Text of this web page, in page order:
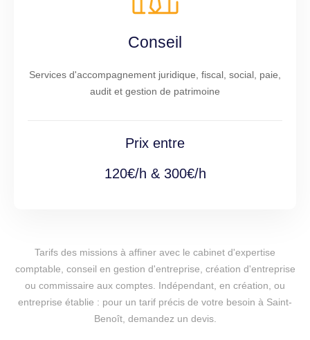
Conseil
Services d'accompagnement juridique, fiscal, social, paie,
audit et gestion de patrimoine
Prix entre
120€/h & 300€/h
Tarifs des missions à affiner avec le cabinet d'expertise
comptable, conseil en gestion d'entreprise, création d'entreprise
ou commissaire aux comptes. Indépendant, en création, ou
entreprise établie : pour un tarif précis de votre besoin à Saint-
Benoît, demandez un devis.